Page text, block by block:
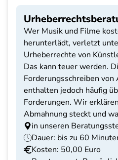
Wer Musik und Filme
herunterlädt, verletzt
Urheberrechte von
Das kann teuer werden.
Forderungsschreiben
enthalten jedoch häufig
Forderungen. Wir
Abmahnung steckt und
in unseren
Dauer: bis zu 60
Kosten: 50,00 Euro